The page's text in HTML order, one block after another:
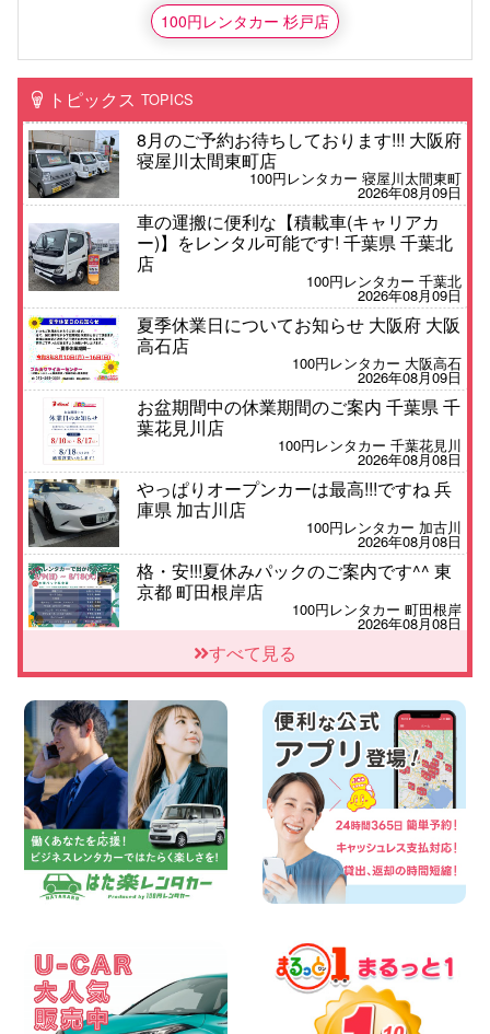
100円レンタカー 杉戸店
トピックス TOPICS
8月のご予約お待ちしております!!! 大阪府
寝屋川太間東町店
100円レンタカー 寝屋川太間東町
2026年08月09日
車の運搬に便利な【積載車(キャリアカ
ー)】をレンタル可能です! 千葉県 千葉北
店
100円レンタカー 千葉北
2026年08月09日
夏季休業日についてお知らせ 大阪府 大阪
高石店
100円レンタカー 大阪高石
2026年08月09日
お盆期間中の休業期間のご案内 千葉県 千
葉花見川店
100円レンタカー 千葉花見川
2026年08月08日
やっぱりオープンカーは最高!!!ですね 兵
庫県 加古川店
100円レンタカー 加古川
2026年08月08日
格・安!!!夏休みパックのご案内です^^ 東
京都 町田根岸店
100円レンタカー 町田根岸
2026年08月08日
「お得」お盆限定特別料金!! 兵庫県 神戸
西区枝吉店
2026年08月08日
お盆シーズン空きあり!!100円レンタカー
兵庫駅前店はミニバンも安い!! 兵庫県 兵
庫駅前店
100円レンタカー 兵庫駅前
2026年08月08日
人気の『 軽 トラック 』 ご予約はお早め
に♪ 広島県 ベイシティ宇品店
100円レンタカー ベイシティ宇品
2026年08月08日
100円レンタカー 四日市インター
2026年08月08日
横浜弥生台店限定!!夏季特別キャンペーン
のお知らせ!! 神奈川県 横浜弥生台店
すべて見る